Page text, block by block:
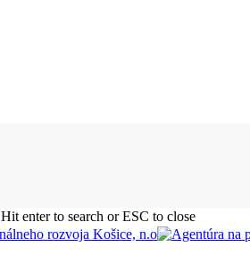
Hit enter to search or ESC to close